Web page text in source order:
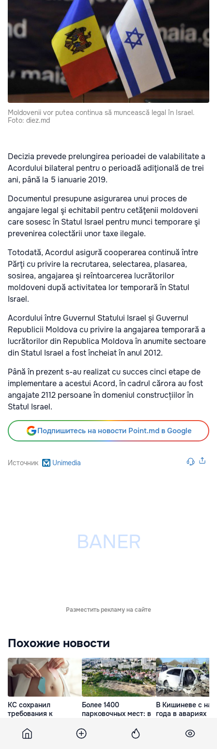
Moldovenii vor putea continua să muncească legal în Israel.
Foto: diez.md
Decizia prevede prelungirea perioadei de valabilitate a
Acordului bilateral pentru o perioadă adiţională de trei
ani, până la 5 ianuarie 2019.
Documentul presupune asigurarea unui proces de
angajare legal şi echitabil pentru cetăţenii moldoveni
care sosesc în Statul Israel pentru munci temporare şi
prevenirea colectării unor taxe ilegale.
Totodată, Acordul asigură cooperarea continuă între
Părţi cu privire la recrutarea, selectarea, plasarea,
sosirea, angajarea şi reîntoarcerea lucrătorilor
moldoveni după activitatea lor temporară în Statul
Israel.
Acordului între Guvernul Statului Israel și Guvernul
Republicii Moldova cu privire la angajarea temporară a
lucrătorilor din Republica Moldova în anumite sectoare
din Statul Israel a fost încheiat în anul 2012.
Până în prezent s-au realizat cu succes cinci etape de
implementare a acestui Acord, în cadrul cărora au fost
angajate 2112 persoane în domeniul construcțiilor în
Statul Israel.
Подпишитесь на новости Point.md в Google
Источник Unimedia
Разместить рекламу на сайте
Похожие новости
КС сохранил
требования к
клиник
репродуктивной
Более 1400
парковочных мест: в
обустраивают пять
перехватывающих
В Кишиневе с
года в авариях
400 человек